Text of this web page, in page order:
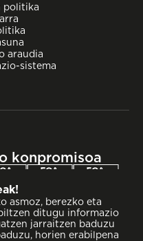
politika
araudia
sistema
konpromisoa
asmoz, berezko eta
ditugu informazio
jarraitzen baduzu
horien erabilpena